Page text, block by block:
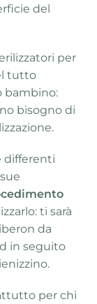
del
per
tutto
bambino:
bisogno di
differenti
ti sarà
da
in seguito
per chi